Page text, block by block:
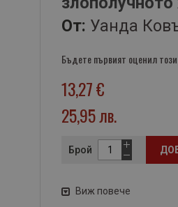
От: Уанда
Бъдете първият оценил
13,27 €
25,95 лв.
Брой
Виж повече